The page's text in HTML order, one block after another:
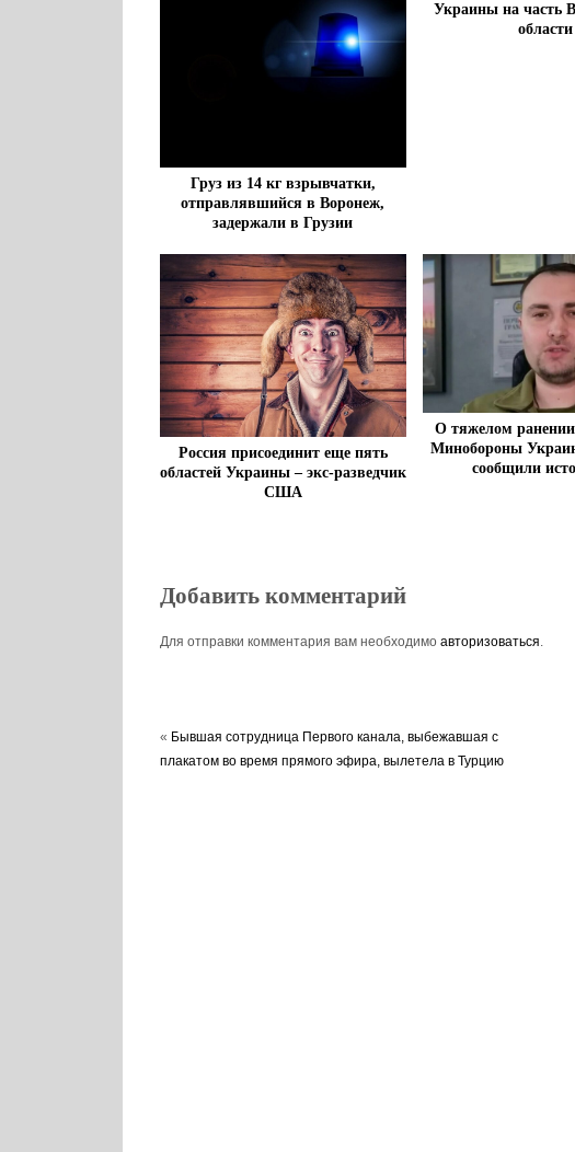
Груз из 14 кг взрывчатки,
отправлявшийся в Воронеж,
задержали в Грузии
Украины на часть
области
Россия присоединит еще пять
областей Украины – экс-разведчик
США
О тяжелом
Минобороны
сообщили
Добавить комментарий
Для отправки комментария вам необходимо авторизоваться
« Бывшая сотрудница Первого канала, выбежавшая с
плакатом во время прямого эфира, вылетела в Турцию